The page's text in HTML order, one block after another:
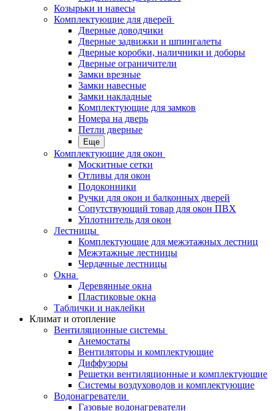
Козырьки и навесы
Комплектующие для дверей
Дверные доводчики
Дверные задвижки и шпингалеты
Дверные коробки, наличники и доборы
Дверные ограничители
Замки врезные
Замки навесные
Замки накладные
Комплектующие для замков
Номера на дверь
Петли дверные
Еще
Комплектующие для окон
Москитные сетки
Отливы для окон
Подоконники
Ручки для окон и балконных дверей
Сопутствующий товар для окон ПВХ
Уплотнитель для окон
Лестницы
Комплектующие для межэтажных лестниц
Межэтажные лестницы
Чердачные лестницы
Окна
Деревянные окна
Пластиковые окна
Таблички и наклейки
Климат и отопление
Вентиляционные системы
Анемостаты
Вентиляторы и комплектующие
Диффузоры
Решетки вентиляционные и комплектующие
Системы воздуховодов и комплектующие
Водонагреватели
Газовые водонагреватели